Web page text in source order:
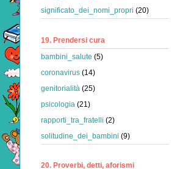
significato_dei_nomi_propri (20)
19. Prendersi cura
bambini_salute (5)
coronavirus (14)
genitorialità (25)
psicologia (21)
rapporti_tra_fratelli (2)
solitudine_dei_bambini (9)
20. Proverbi, detti, aforismi